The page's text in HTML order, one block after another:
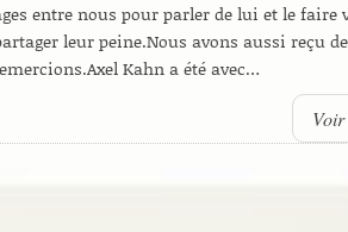
entre nous pour parler de lui et le faire
leur peine.Nous avons aussi reçu
Kahn a été avec…